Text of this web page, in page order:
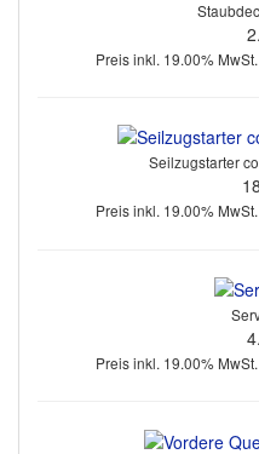
Preis inkl. 19.00%
Seilzugstarter
Preis inkl. 19.00%
Preis inkl. 19.00%